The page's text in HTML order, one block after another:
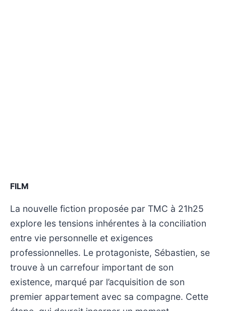
FILM
La nouvelle fiction proposée par TMC à 21h25
explore les tensions inhérentes à la conciliation
entre vie personnelle et exigences
professionnelles. Le protagoniste, Sébastien, se
trouve à un carrefour important de son
existence, marqué par l’acquisition de son
premier appartement avec sa compagne. Cette